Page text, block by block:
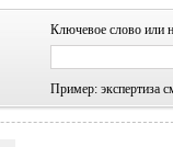
Ключевое слово или
Пример: экспертиза